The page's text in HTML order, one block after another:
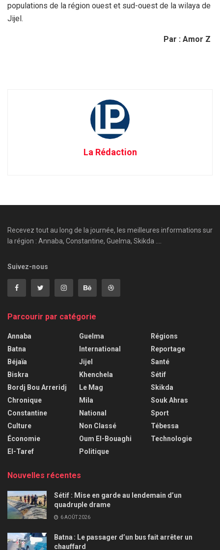
populations de la région ouest et sud-ouest de la wilaya de
Jijel.
Par : Amor Z
La Rédaction
Recevez tout au long de la journée, les meilleures informations sur
la région : Annaba, Constantine, Guelma, Skikda ....
Suivez-nous
Parcourir par catégorie
Annaba
Batna
Béjaïa
Biskra
Bordj Bou Arreridj
Chronique
Constantine
Culture
Économie
El-Taref
Guelma
International
Jijel
Khenchela
Le Mag
Mila
National
Non Classé
Oum El-Bouaghi
Politique
Régions
Reportage
Santé
Sétif
Skikda
Souk Ahras
Sport
Tébessa
Technologie
Nouvelles récentes
Sétif : Mise en garde au lendemain d’un
quadruple drame
6 AOÛT 2026
Batna : Le passager d’un bus fait arrêter un
chauffard